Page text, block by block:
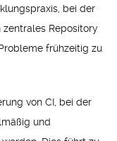
bei der
Repository
frühzeitig zu
von CI, bei der
und